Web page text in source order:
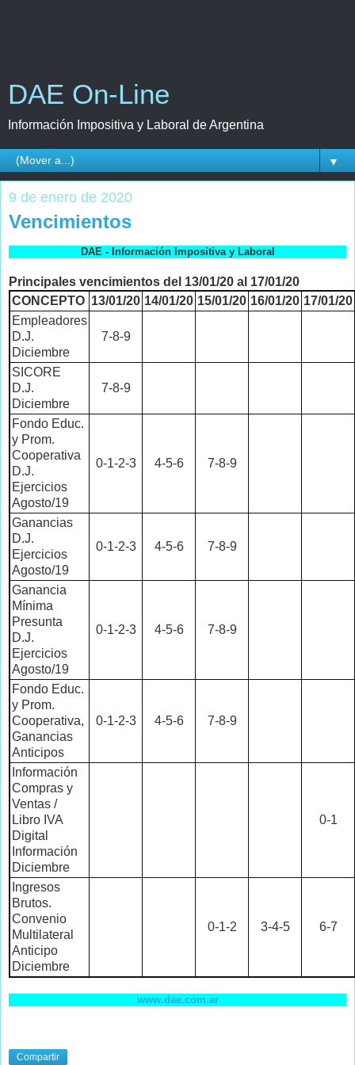
DAE On-Line
Información Impositiva y Laboral de Argentina
▼
9 de enero de 2020
Vencimientos
DAE - Información Impositiva y Laboral
Principales vencimientos del 13/01/20 al 17/01/20
CONCEPTO 13/01/20 14/01/20 15/01/20 16/01/20 17/01/20
Empleadores
D.J.
Diciembre
7-8-9
SICORE
D.J.
Diciembre
7-8-9
Fondo Educ.
y Prom.
Cooperativa
D.J.
Ejercicios
Agosto/19
0-1-2-3 4-5-6 7-8-9
Ganancias
D.J.
Ejercicios
Agosto/19
0-1-2-3 4-5-6 7-8-9
Ganancia
Mínima
Presunta
D.J.
Ejercicios
Agosto/19
0-1-2-3 4-5-6 7-8-9
Fondo Educ.
y Prom.
Cooperativa,
Ganancias
Anticipos
0-1-2-3 4-5-6 7-8-9
Información
Compras y
Ventas /
Libro IVA
Digital
Información
Diciembre
0-1
Ingresos
Brutos.
Convenio
Multilateral
Anticipo
Diciembre
0-1-2 3-4-5 6-7
www.dae.com.ar
Compartir